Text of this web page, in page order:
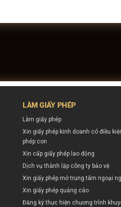
LÀM GIẤY PHÉP
Làm giấy phép
Xin giấy phép kinh doanh có điều
phép con
Xin cấp giấy phép lao động
Dịch vụ thành lập công ty bảo vệ
Xin giấy phép mở trung tâm ngoại
Xin giấy phép quảng cáo
Đăng ký thực hiện chương trình